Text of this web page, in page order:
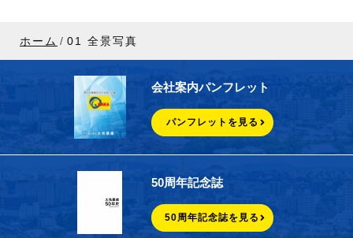
ホーム 01 全景写真
会社案内パンフレット
パンフレットを見る
50周年記念誌
50周年記念誌を見る